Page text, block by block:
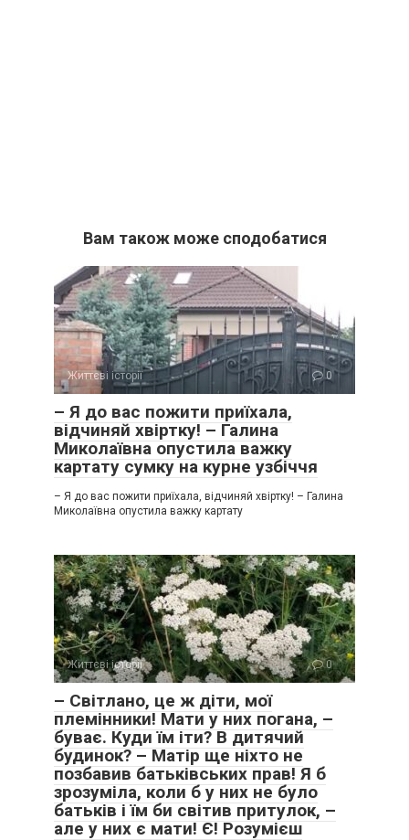
Вам також може сподобатися
Життєві історії 0
– Я до вас пожити приїхала,
відчиняй хвіртку! – Галина
Миколаївна опустила важку
картату сумку на курне узбіччя
– Я до вас пожити приїхала, відчиняй хвіртку! – Галина
Миколаївна опустила важку картату
Життєві історії 0
– Світлано, це ж діти, мої
племінники! Мати у них погана, –
буває. Куди їм іти? В дитячий
будинок? – Матір ще ніхто не
позбавив батьківських прав! Я б
зрозуміла, коли б у них не було
батьків і їм би світив притулок, –
але у них є мати! Є! Розумієш